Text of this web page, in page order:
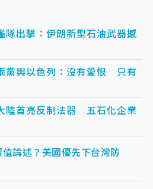
隊出擊：伊朗新型石油武器撼
黨與以色列：沒有愛恨 只有
陸首亮反制法器 五石化企業
值論述？美國優先下台灣防